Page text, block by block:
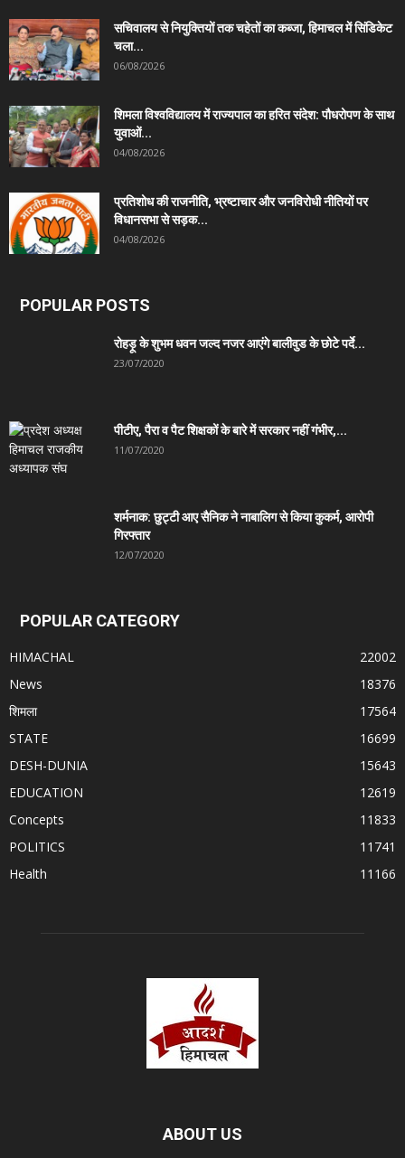
सचिवालय से नियुक्तियों तक चहेतों का कब्जा, हिमाचल में सिंडिकेट
चला...
06/08/2026
शिमला विश्वविद्यालय में राज्यपाल का हरित संदेश: पौधरोपण के साथ
युवाओं...
04/08/2026
प्रतिशोध की राजनीति, भ्रष्टाचार और जनविरोधी नीतियों पर
विधानसभा से सड़क...
04/08/2026
POPULAR POSTS
रोहड़ू के शुभम धवन जल्द नजर आएंगे बालीवुड के छोटे पर्दे...
23/07/2020
पीटीए, पैरा व पैट शिक्षकों के बारे में सरकार नहीं गंभीर,...
11/07/2020
शर्मनाक: छुट्टी आए सैनिक ने नाबालिग से किया कुकर्म, आरोपी
गिरफ्तार
12/07/2020
POPULAR CATEGORY
HIMACHAL
22002
News
18376
शिमला
17564
STATE
16699
DESH-DUNIA
15643
EDUCATION
12619
Concepts
11833
POLITICS
11741
Health
11166
ABOUT US